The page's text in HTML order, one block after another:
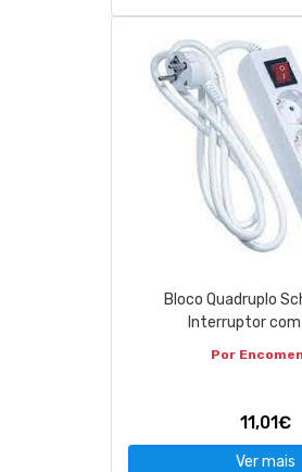
Bloco Quadruplo
Interruptor
Por
11,01€
Ver mais